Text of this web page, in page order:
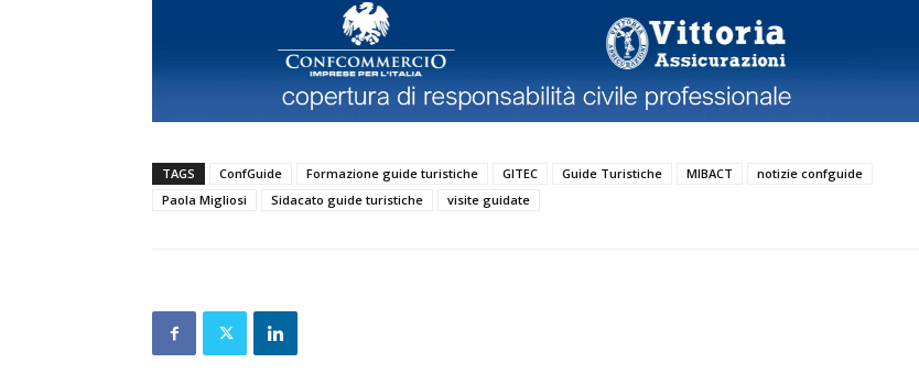
TAGS ConfGuide Formazione guide turistiche GITEC Guide Turistiche MIBACT
notizie confguide
Paola Migliosi
Sidacato guide turistiche visite guidate